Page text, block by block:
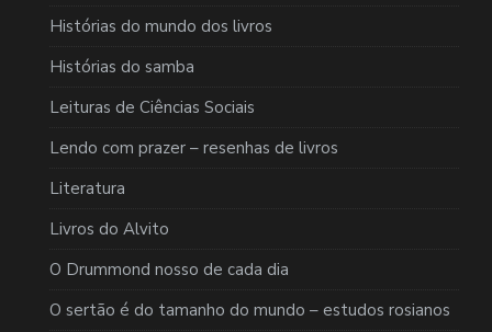
Histórias do mundo dos livros
Histórias do samba
Leituras de Ciências Sociais
Lendo com prazer – resenhas de livros
Literatura
Livros do Alvito
O Drummond nosso de cada dia
O sertão é do tamanho do mundo – estudos rosianos